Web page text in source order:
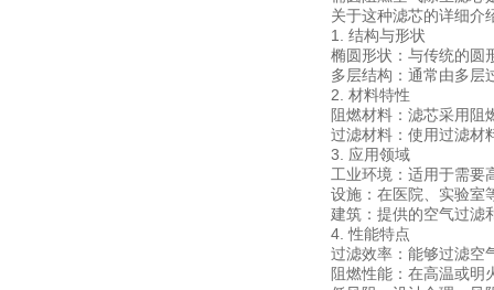
关于这种滤芯的详细介
1. 结构与形状
椭圆形状：与传统的圆
多层结构：通常由多层
2. 材料特性
阻燃材料：滤芯采用阻
过滤材料：使用过滤材
3. 应用领域
工业环境：适用于需要
设施：在医院、实验室
建筑：提供的空气过滤
4. 性能特点
过滤效率：能够过滤空
阻燃性能：在高温或明